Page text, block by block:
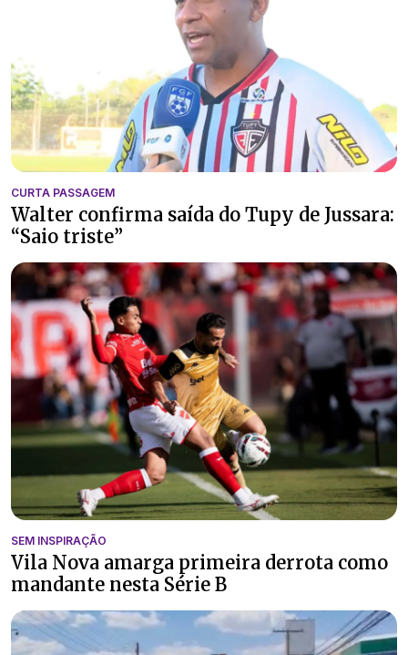
CURTA PASSAGEM
Walter confirma saída do Tupy de Jussara:
“Saio triste”
SEM INSPIRAÇÃO
Vila Nova amarga primeira derrota como
mandante nesta Série B